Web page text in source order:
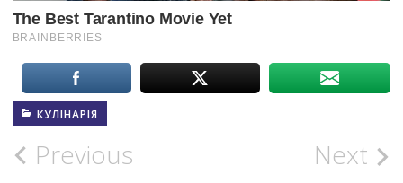
КУЛІНАРІЯ
Post
Previous Next